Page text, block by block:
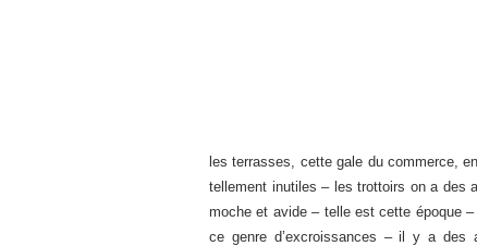
les terrasses, cette gale du commerce,
tellement inutiles – les trottoirs on a des
moche et avide – telle est cette époque
ce genre d’excroissances – il y a des